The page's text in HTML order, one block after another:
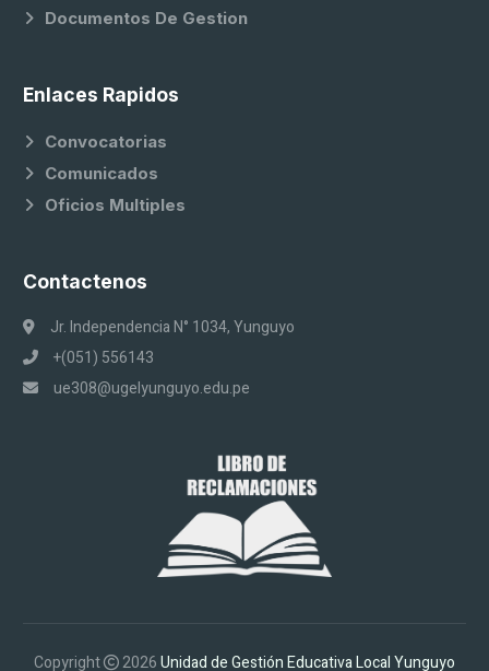
Documentos De Gestion
Enlaces Rapidos
Convocatorias
Comunicados
Oficios Multiples
Contactenos
Jr. Independencia N° 1034, Yunguyo
+(051) 556143
ue308@ugelyunguyo.edu.pe
Copyright 2026Unidad de Gestión Educativa Local Yunguyo